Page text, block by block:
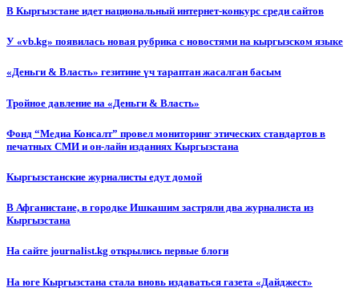
В Кыргызстане идет национальный интернет-конкурс среди сайтов
У «vb.kg» появилась новая рубрика с новостями на кыргызском языке
«Деньги & Власть» гезитине үч тараптан жасалган басым
Тройное давление на «Деньги & Власть»
Фонд “Медиа Консалт” провел мониторинг этических стандартов в
печатных СМИ и он-лайн изданиях Кыргызстана
Кыргызстанские журналисты едут домой
В Афганистане, в городке Ишкашим застряли два журналиста из
Кыргызстана
На сайте journalist.kg открылись первые блоги
На юге Кыргызстана стала вновь издаваться газета «Дайджест»